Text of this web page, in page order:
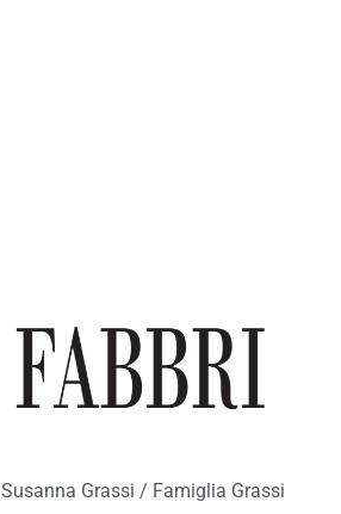
Susanna Grassi / Famiglia Grassi